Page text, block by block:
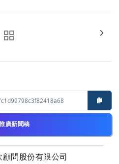
廣新聞稿
問股份有限公司